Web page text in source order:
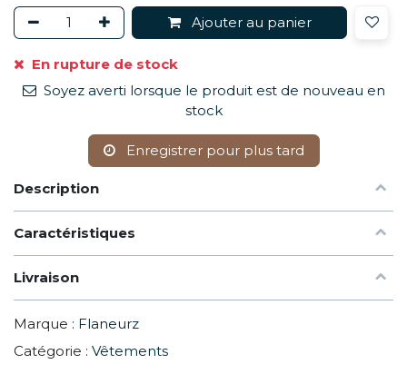
Ajouter au panier
En rupture de stock
Soyez averti lorsque le produit est de nouveau en
stock
Enregistrer pour plus tard
Description
Caractéristiques
Livraison
Marque : Flaneurz
Catégorie : Vêtements